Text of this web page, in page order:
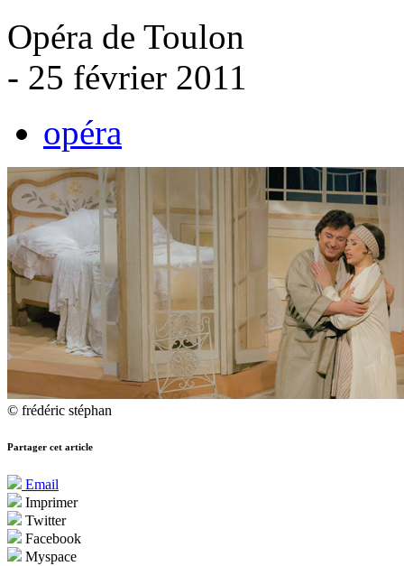
Opéra de Toulon
- 25 février 2011
opéra
© frédéric stéphan
Partager cet article
Email
Imprimer
Twitter
Facebook
Myspace